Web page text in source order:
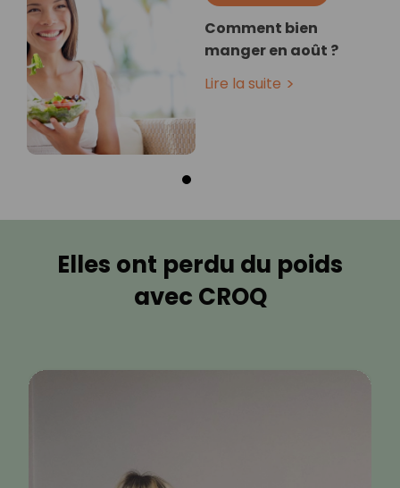
Comment bien
manger en août ?
Lire la suite
Elles ont perdu du poids
avec CROQ